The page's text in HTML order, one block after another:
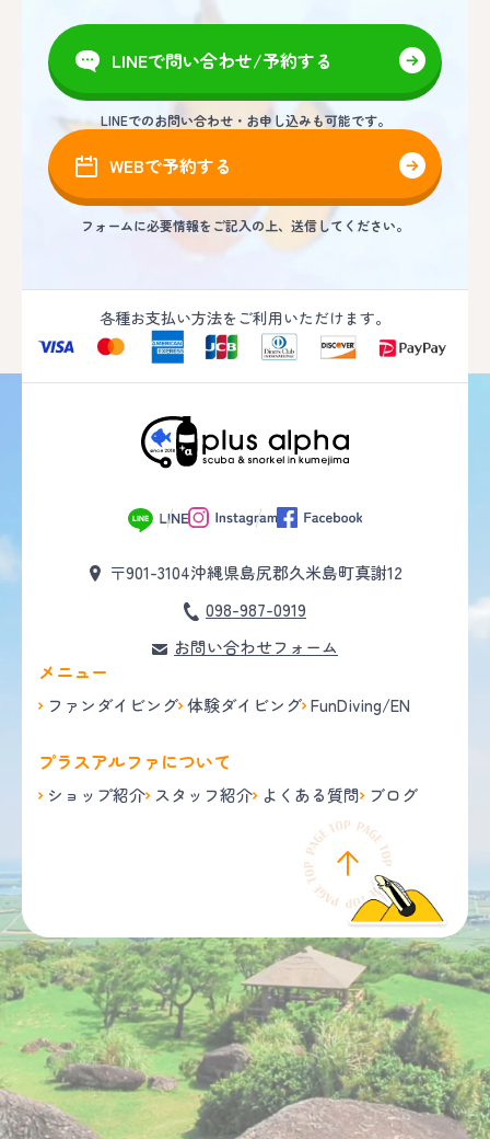
LINEで問い合わせ/予約する
LINEでのお問い合わせ・お申し込みも可能です。
WEBで予約する
フォームに必要情報をご記入の上、送信してください。
各種お支払い方法をご利用いただけます。
〒901-3104沖縄県島尻郡久米島町真謝12
098-987-0919
お問い合わせフォーム
メニュー
ファンダイビング 体験ダイビング FunDiving/EN
プラスアルファについて
ショップ紹介 スタッフ紹介 よくある質問 ブログ